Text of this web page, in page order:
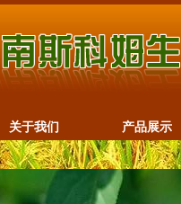
关于我们 产品展示